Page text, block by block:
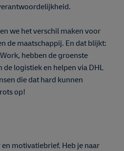
we het verschil maken voor
de maatschappij. En dat blijkt:
hebben de groenste
logistiek en helpen via DHL
die dat hard kunnen
op!
motivatiebrief. Heb je naar